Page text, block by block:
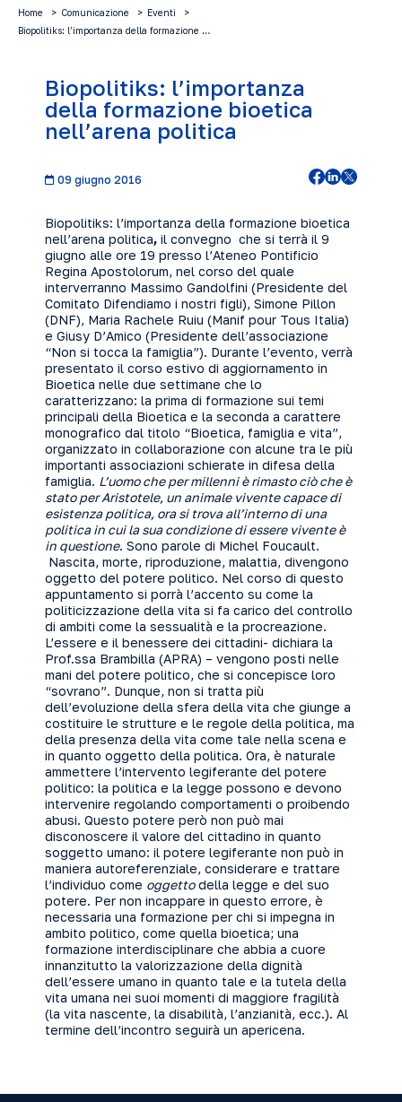
Home Comunicazione
Eventi
Biopolitiks: l’importanza della formazione …
Biopolitiks: l’importanza
della formazione bioetica
nell’arena politica
09 giugno 2016
Biopolitiks: l’importanza della formazione bioetica
nell’arena politica, il convegno che si terrà il 9
giugno alle ore 19 presso l’Ateneo Pontificio
Regina Apostolorum, nel corso del quale
interverranno Massimo Gandolfini (Presidente del
Comitato Difendiamo i nostri figli), Simone Pillon
(DNF), Maria Rachele Ruiu (Manif pour Tous Italia)
e Giusy D’Amico (Presidente dell’associazione
“Non si tocca la famiglia”). Durante l’evento, verrà
presentato il corso estivo di aggiornamento in
Bioetica nelle due settimane che lo
caratterizzano: la prima di formazione sui temi
principali della Bioetica e la seconda a carattere
monografico dal titolo “Bioetica, famiglia e vita”,
organizzato in collaborazione con alcune tra le più
importanti associazioni schierate in difesa della
famiglia. L’uomo che per millenni è rimasto ciò che è
stato per Aristotele, un animale vivente capace di
esistenza politica, ora si trova all’interno di una
politica in cui la sua condizione di essere vivente è
in questione. Sono parole di Michel Foucault.
Nascita, morte, riproduzione, malattia, divengono
oggetto del potere politico. Nel corso di questo
appuntamento si porrà l’accento su come la
politicizzazione della vita si fa carico del controllo
di ambiti come la sessualità e la procreazione.
L’essere e il benessere dei cittadini- dichiara la
Prof.ssa Brambilla (APRA) – vengono posti nelle
mani del potere politico, che si concepisce loro
“sovrano”. Dunque, non si tratta più
dell’evoluzione della sfera della vita che giunge a
costituire le strutture e le regole della politica, ma
della presenza della vita come tale nella scena e
in quanto oggetto della politica. Ora, è naturale
ammettere l’intervento legiferante del potere
politico: la politica e la legge possono e devono
intervenire regolando comportamenti o proibendo
abusi. Questo potere però non può mai
disconoscere il valore del cittadino in quanto
soggetto umano: il potere legiferante non può in
maniera autoreferenziale, considerare e trattare
l’individuo come oggettodella legge e del suo
potere. Per non incappare in questo errore, è
necessaria una formazione per chi si impegna in
ambito politico, come quella bioetica; una
formazione interdisciplinare che abbia a cuore
innanzitutto la valorizzazione della dignità
dell’essere umano in quanto tale e la tutela della
vita umana nei suoi momenti di maggiore fragilità
(la vita nascente, la disabilità, l’anzianità, ecc.). Al
termine dell’incontro seguirà un apericena.